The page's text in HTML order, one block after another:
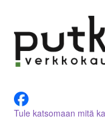
navigointiin
sisältöön
Tietoja meistä
Tule katsomaan mitä